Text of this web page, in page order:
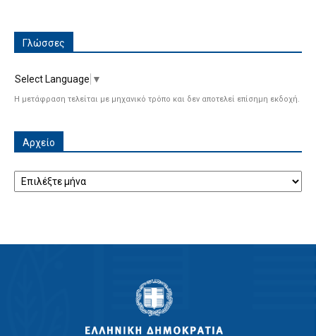
Γλώσσες
Select Language ▼
Η μετάφραση τελείται με μηχανικό τρόπο και δεν αποτελεί επίσημη εκδοχή.
Αρχείο